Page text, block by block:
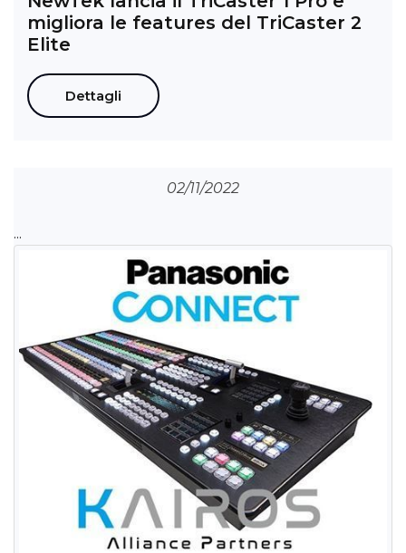
migliora le features del TriCaster 2
Elite
Dettagli
02/11/2022
...